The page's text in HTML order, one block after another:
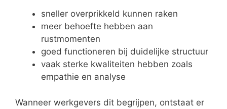
sneller overprikkeld kunnen raken
meer behoefte hebben aan
rustmomenten
goed functioneren bij duidelijke structuur
vaak sterke kwaliteiten hebben zoals
empathie en analyse
Wanneer werkgevers dit begrijpen, ontstaat er